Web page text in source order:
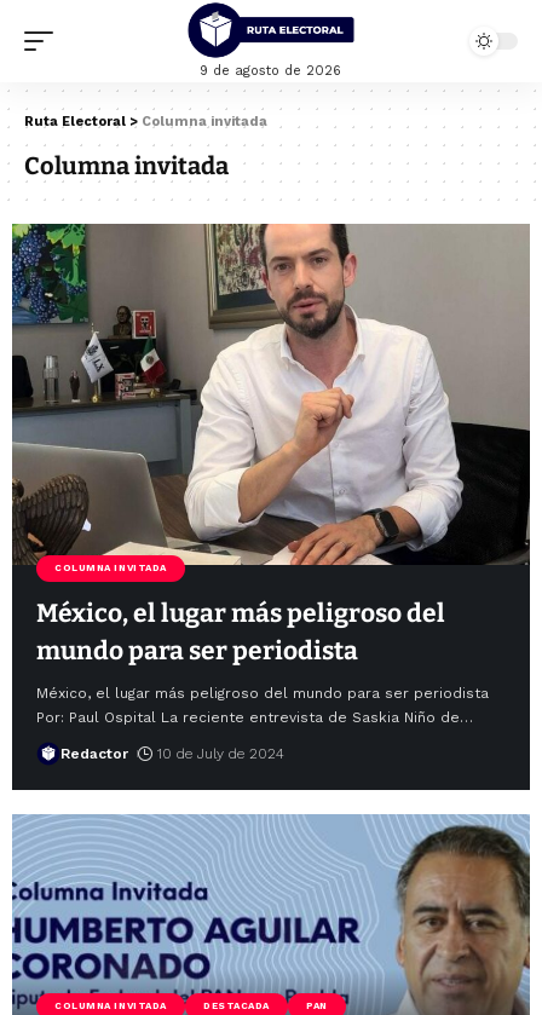
9 de agosto de 2026
Ruta Electoral > Columna invitada
Columna invitada
COLUMNA INVITADA
México, el lugar más peligroso del
mundo para ser periodista
México, el lugar más peligroso del mundo para ser periodista
Por: Paul Ospital La reciente entrevista de Saskia Niño de…
Redactor 10 de July de 2024
COLUMNA INVITADA DESTACADA PAN